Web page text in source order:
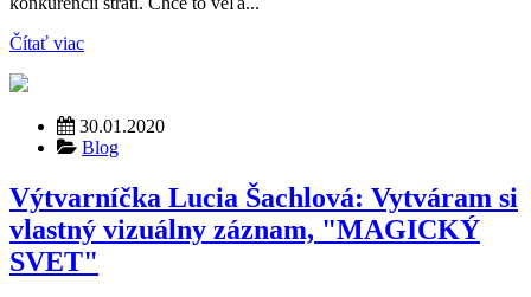
Čítať viac
30.01.2020
Blog
Výtvarníčka Lucia Šachlová: Vytváram si
vlastný vizuálny záznam, "MAGICKÝ
SVET"